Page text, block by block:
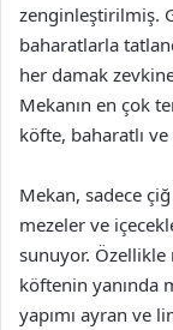
zenginleştirilmiş.
baharatlarla
her damak
Mekanın en çok
köfte, baharatlı
Mekan, sadece
mezeler ve
sunuyor. Özellikle
köftenin yanında
yapımı ayran ve